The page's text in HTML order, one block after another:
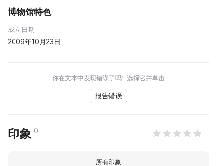
博物馆特色
成立日期
2009年10月23日
你在文本中发现错误了吗? 选择它并单击
报告错误
印象 0
所有印象